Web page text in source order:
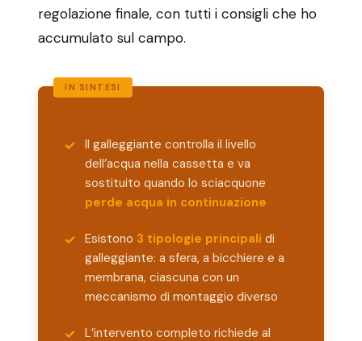
regolazione finale, con tutti i consigli che ho
accumulato sul campo.
Il galleggiante controlla il livello
dell’acqua nella cassetta e va
sostituito quando lo sciacquone
perde acqua in continuazione
Esistono 3 tipologie principali di
galleggiante: a sfera, a bicchiere e a
membrana, ciascuna con un
meccanismo di montaggio diverso
L’intervento completo richiede al